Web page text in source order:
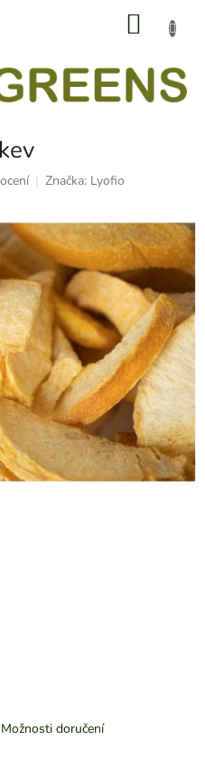
Značka: Lyofio
Možnosti doručení